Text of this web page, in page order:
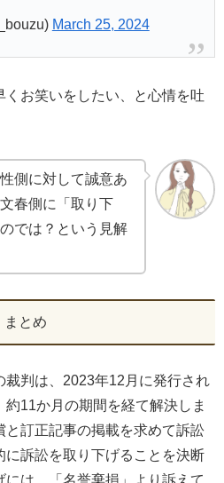
March 25, 2024
お笑いをしたい、と心情を吐
側に対して誠意あ
春側に「取り下
では？という見解
まとめ
裁判は、2023年12月に発行され
11か月の期間を経て解決しま
と訂正記事の掲載を求めて訴訟
に訴訟を取り下げることを決断